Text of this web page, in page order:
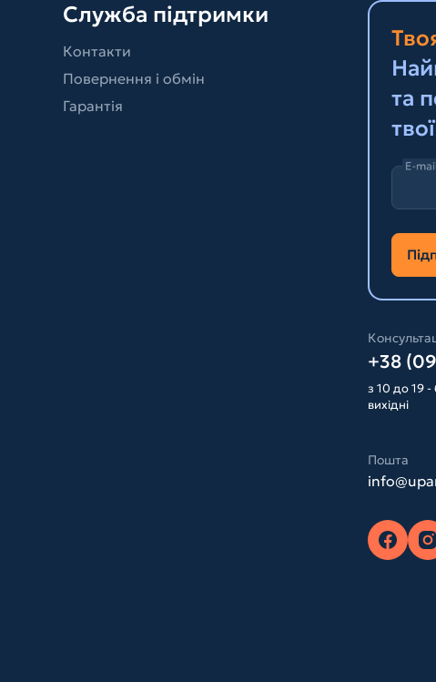
Служба підтримки
Контакти
Повернення і обмін
Гарантія
та
E-mail
+38
з 10 до 19 -
вихідні
Пошта